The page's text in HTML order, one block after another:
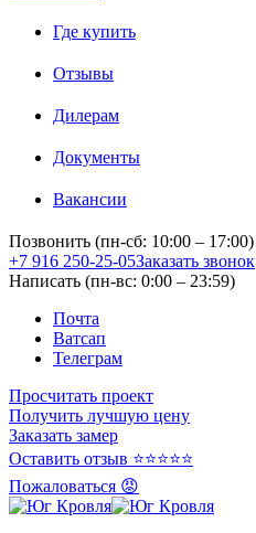
Где купить
Отзывы
Дилерам
Документы
Вакансии
Позвонить (пн-сб: 10:00 – 17:00)
+7 916 250-25-05Заказать звонок
Написать (пн-вс: 0:00 – 23:59)
Почта
Ватсап
Телеграм
Просчитать проект
Получить лучшую цену
Заказать замер
Оставить отзыв ⭐⭐⭐⭐⭐
Пожаловаться 😡